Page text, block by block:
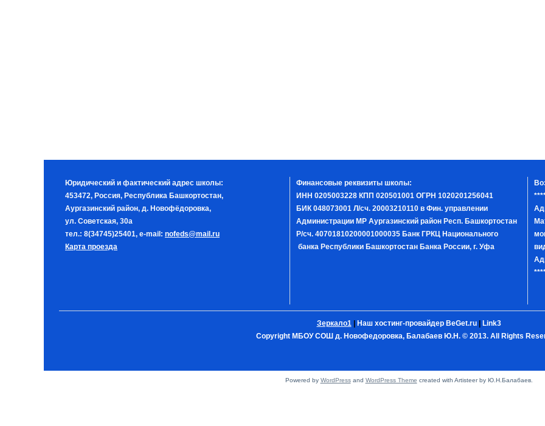
Юридический и фактический адрес школы:
453472, Россия, Республика Башкортостан,
Аургазинский район, д. Новофёдоровка,
ул. Советская, 30а
тел.: 8(34745)25401, e-mail: nofeds@mail.ru
Карта проезда
Финансовые реквизиты школы:
ИНН 0205003228 КПП 020501001 ОГРН 1020201256041
БИК 048073001 Л/сч. 20003210110 в Фин. управлении
Администрации МР Аургазинский район Респ. Башкортостан
Р/сч. 40701810200001000035 Банк ГРКЦ Национального
банка Республики Башкортостан Банка России, г. Уфа
Зеркало1| Наш хостинг-провайдер BeGet.ru|
Link3
Copyright МБОУ СОШ д. Новофедоровка, Балабаев Ю.Н. © 2013. All Rights
Powered by WordPressand WordPress Theme created with Artisteer by Ю.Н.Балабаев.